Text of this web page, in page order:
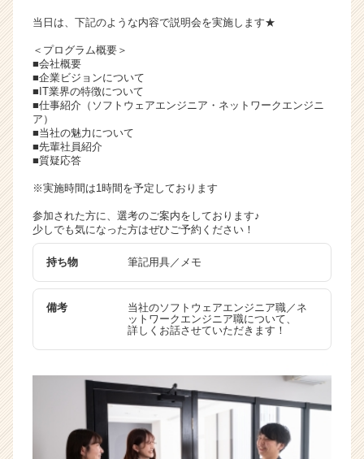
リ
e
e
e
r）
当日は、下記のような内容で説明会を実施します★
＜プログラム概要＞
■会社概要
■企業ビジョンについて
■IT業界の特徴について
■仕事紹介（ソフトウェアエンジニア・ネットワークエンジニ
ア）
■当社の魅力について
■先輩社員紹介
■質疑応答
※実施時間は1時間を予定しております
参加された方に、選考のご案内をしております♪
少しでも気になった方はぜひご予約ください！
持ち物 筆記用具／メモ
備考
当社のソフトウェアエンジニア職／ネ
ットワークエンジニア職について、
詳しくお話させていただきます！